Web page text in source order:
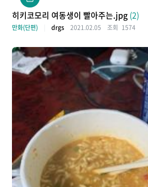
히키코모리 여동생이 빨아주는.jpg (2)
만화(단편) drgs 2021.02.05 조회 1574